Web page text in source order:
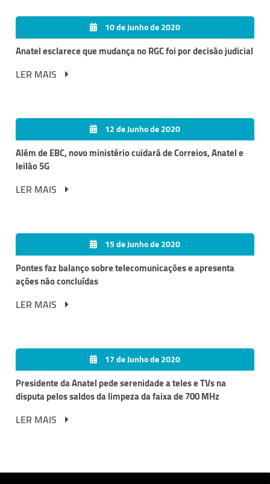
10 de Junho de 2020
Anatel esclarece que mudança no RGC foi por decisão judicial
LER MAIS
12 de Junho de 2020
Além de EBC, novo ministério cuidará de Correios, Anatel e
leilão 5G
LER MAIS
15 de Junho de 2020
Pontes faz balanço sobre telecomunicações e apresenta
ações não concluídas
LER MAIS
17 de Junho de 2020
Presidente da Anatel pede serenidade a teles e TVs na
disputa pelos saldos da limpeza da faixa de 700 MHz
LER MAIS